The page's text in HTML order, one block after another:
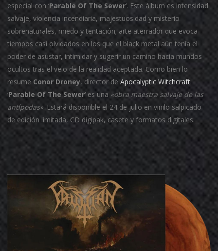
especial con ‘Parable Of The Sewer‘. Este álbum es intensidad
salvaje, violencia incendiaria, majestuosidad y misterio
sobrenaturales, miedo y tentación; arte aterrador que evoca
tiempos casi olvidados en los que el black metal aún tenía el
poder de asustar, intimidar y sugerir un camino hacia mundos
ocultos tras el velo de la realidad aceptada. Como bien lo
resume Conor Droney, director de Apocalyptic Witchcraft:
‘Parable Of The Sewer‘ es una «obra maestra salvaje de las
antípodas». Estará disponible el 24 de julio en vinilo salpicado
de edición limitada, CD digipak, casete y formatos digitales.